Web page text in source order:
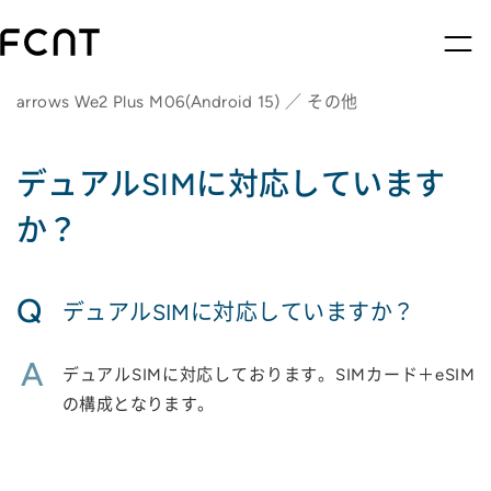
arrows We2 Plus M06(Android 15) ／ その他
デュアルSIMに対応しています
か？
Q デュアルSIMに対応していますか？
A
デュアルSIMに対応しております。SIMカード＋eSIM
の構成となります。